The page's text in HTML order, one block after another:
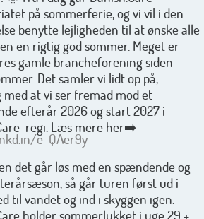
på sommerferie, og vi vil i den
benytte lejligheden til at ønske alle
en rigtig god sommer. Meget er
gamle brancheforening siden
Det samler vi lidt op på,
med at vi ser fremad mod et
efterår 2026 og start 2027 i
regi. Læs mere her➡️
e-QAer9y
det går løs med en spændende og
så går turen først ud i
til vandet og ind i skyggen igen.
holder sommerlukket i uge 29 +